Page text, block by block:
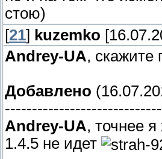
стою)
[21] kuzemko
Andrey-UA, скажите
Добавлено
Andrey-UA, точнее
1.4.5 не идет